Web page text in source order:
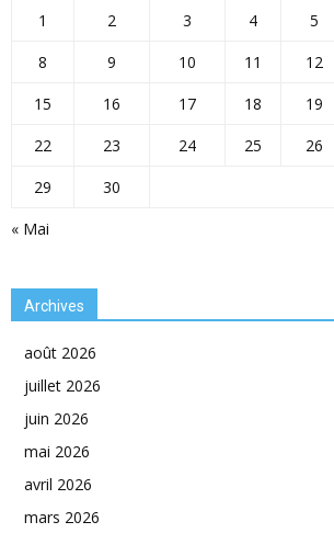
« Mai
1 2 3 4 5
8
9 10 11 12
15
16 17 18 19
22
23 24 25 26
29
30
Archives
août 2026
juillet 2026
juin 2026
mai 2026
avril 2026
mars 2026